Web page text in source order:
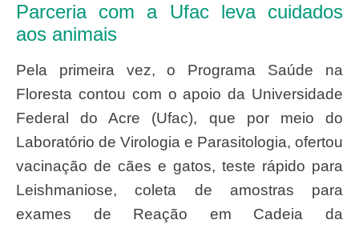
Parceria com a Ufac leva cuidados
aos animais
Pela primeira vez, o Programa Saúde na
Floresta contou com o apoio da Universidade
Federal do Acre (Ufac), que por meio do
Laboratório de Virologia e Parasitologia, ofertou
vacinação de cães e gatos, teste rápido para
Leishmaniose, coleta de amostras para
exames de Reação em Cadeia da